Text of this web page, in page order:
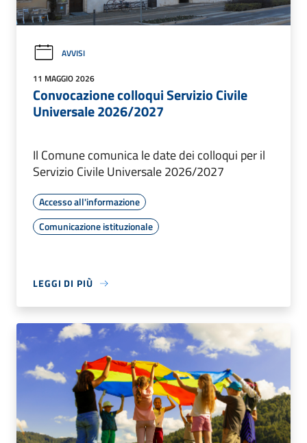
AVVISI
11 MAGGIO 2026
Convocazione colloqui Servizio Civile
Universale 2026/2027
Il Comune comunica le date dei colloqui per il
Servizio Civile Universale 2026/2027
Accesso all'informazione
Comunicazione istituzionale
LEGGI DI PIÙ